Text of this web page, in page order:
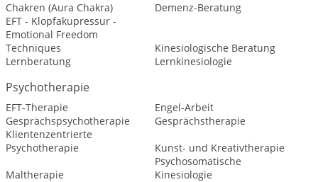
Chakren (Aura Chakra)
Demenz-Beratung
EFT - Klopfakupressur -
Emotional Freedom
Techniques
Kinesiologische Beratung
Lernberatung
Lernkinesiologie
Psychotherapie
EFT-Therapie
Engel-Arbeit
Gesprächspsychotherapie
Gesprächstherapie
Klientenzentrierte
Psychotherapie
Kunst- und Kreativtherapie
Maltherapie
Psychosomatische
Kinesiologie